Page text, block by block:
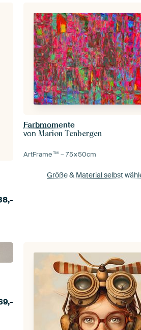
Farbmomente
vonMarion Tenbergen
ArtFrame™ –75×50cm
Größe & Material selbst